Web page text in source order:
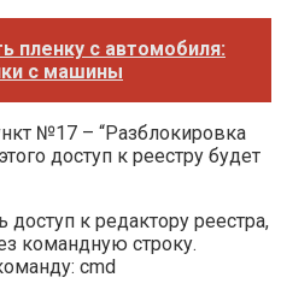
пленку с автомобиля:
с машины
№17 – “Разблокировка
доступ к реестру будет
к редактору реестра,
командную строку.
cmd